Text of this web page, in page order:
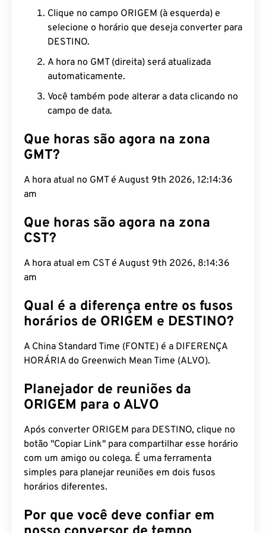
Clique no campo ORIGEM (à esquerda) e
selecione o horário que deseja converter para
DESTINO.
A hora no GMT (direita) será atualizada
automaticamente.
Você também pode alterar a data clicando no
campo de data.
Que horas são agora na zona
GMT?
A hora atual no GMT é August 9th 2026, 12:14:37
am
Que horas são agora na zona
CST?
A hora atual em CST é August 9th 2026, 8:14:37
am
Qual é a diferença entre os fusos
horários de ORIGEM e DESTINO?
A China Standard Time (FONTE) é a DIFERENÇA
HORÁRIA do Greenwich Mean Time (ALVO).
Planejador de reuniões da
ORIGEM para o ALVO
Após converter ORIGEM para DESTINO, clique no
botão "Copiar Link" para compartilhar esse horário
com um amigo ou colega. É uma ferramenta
simples para planejar reuniões em dois fusos
horários diferentes.
Por que você deve confiar em